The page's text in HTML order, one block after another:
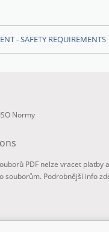
- SAFETY REQUIREMENTS
ISO Normy
PDF nelze vracet platby
souborům. Podrobnější info